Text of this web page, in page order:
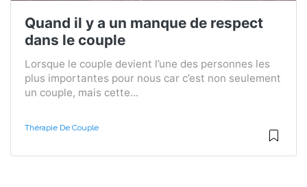
Quand il y a un manque de respect
dans le couple
Lorsque le couple devient l’une des personnes les
plus importantes pour nous car c’est non seulement
un couple, mais cette...
Thérapie De Couple